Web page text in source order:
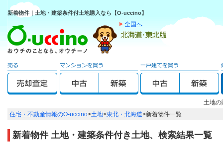
新着物件｜土地・建築条件付土地購入なら【O-uccino】
全国へ
土地
住宅・不動産情報のO-uccino>土地>東北・北海道>新着物件一覧
新着物件 土地・建築条件付き土地、検索結果一覧